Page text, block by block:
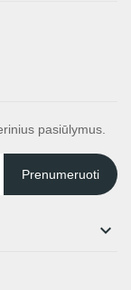
pasiūlymus.
Prenumeruoti
